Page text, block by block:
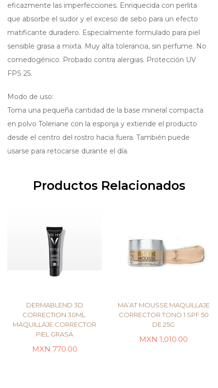
eficazmente las imperfecciones. Enriquecida con perlita
que absorbe el sudor y el exceso de sebo para un efecto
matificante duradero. Especialmente formulado para piel
sensible grasa a mixta. Muy alta tolerancia, sin perfume. No
comedogénico. Probado contra alergias. Protección UV
FPS 25.
Modo de uso:
Toma una pequeña cantidad de la base mineral compacta
en polvo Toleriane con la esponja y extiende el producto
desde el centro del rostro hacia fuera. También puede
usarse para retocarse durante el día.
Productos Relacionados
LEER MÁS
MA’AT MOUSSE MAQUILLAJE
CORRECTOR TONO 1 SPF 50
DE 25G
1,010.00
SELECCIONAR
OPCIONES
DERMABLEND 3D
CORRECTION 30ML.
MAQUILLAJE CORRECTOR
PIEL GRASA
770.00